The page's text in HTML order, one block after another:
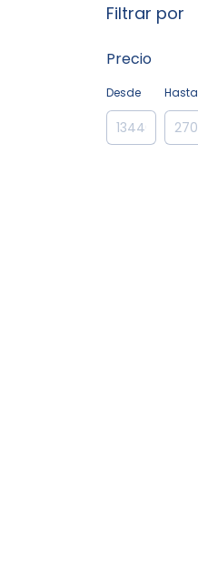
Filtrar por
Precio
Desde Hasta